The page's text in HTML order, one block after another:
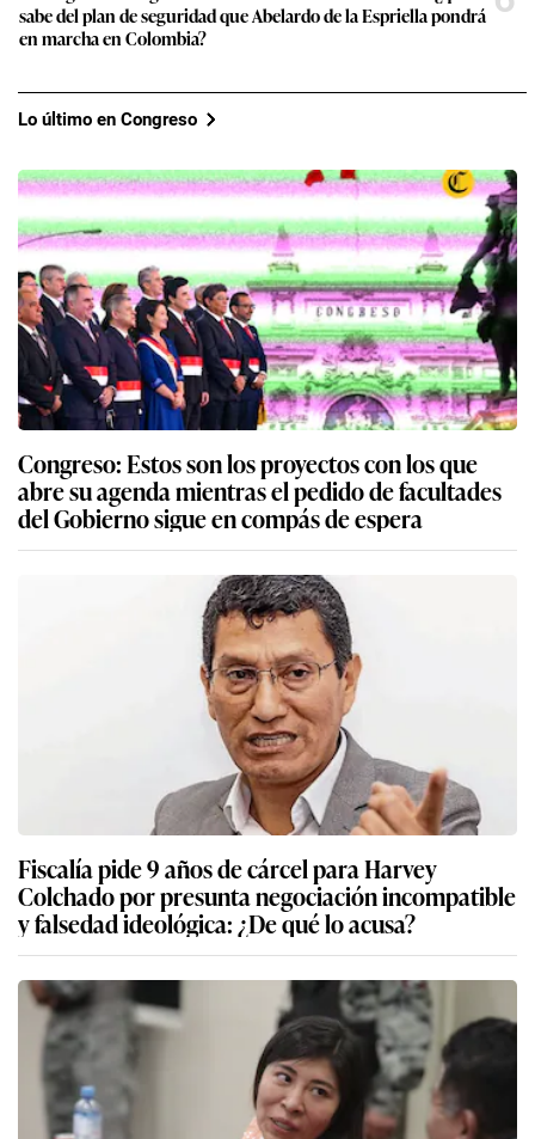
sabe del plan de seguridad que Abelardo de la Espriella pondrá
en marcha en Colombia?
Lo último en Congreso
Congreso: Estos son los proyectos con los que
abre su agenda mientras el pedido de facultades
del Gobierno sigue en compás de espera
Fiscalía pide 9 años de cárcel para Harvey
Colchado por presunta negociación incompatible
y falsedad ideológica: ¿De qué lo acusa?